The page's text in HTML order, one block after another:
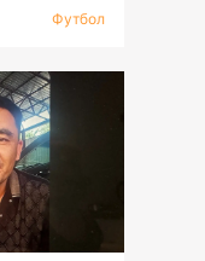
Футбол